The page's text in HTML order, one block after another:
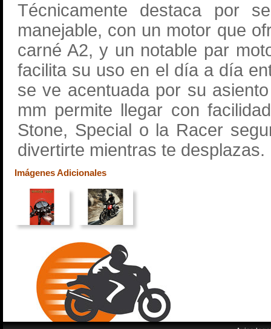
Técnicamente destaca por
manejable, con un motor que
carné A2, y un notable par
facilita su uso en el día a día
se ve acentuada por su
mm permite llegar con
Stone, Special o la Racer
divertirte mientras te desplazas.
Imágenes Adicionales